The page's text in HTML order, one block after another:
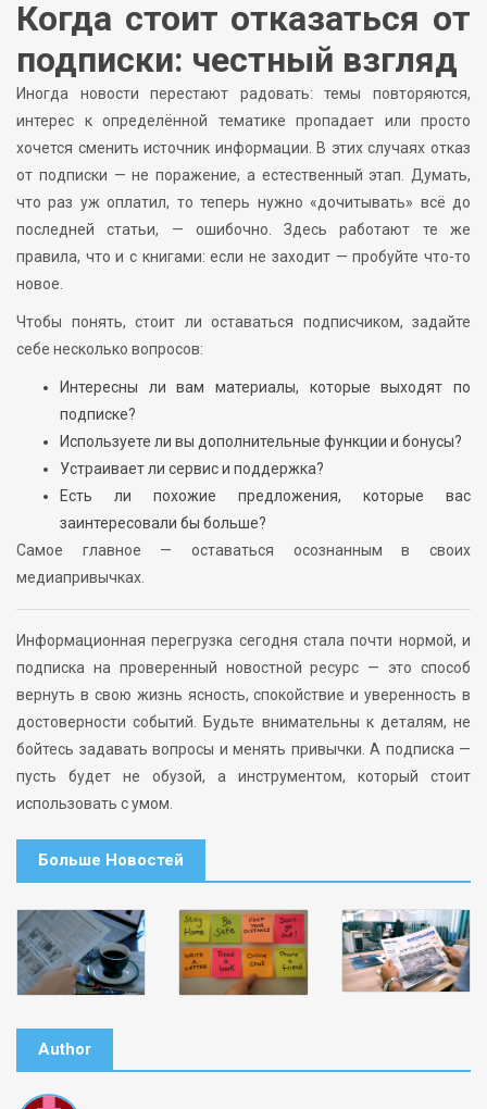
Когда стоит отказаться от
подписки: честный взгляд
Иногда новости перестают радовать: темы повторяются,
интерес к определённой тематике пропадает или просто
хочется сменить источник информации. В этих случаях отказ
от подписки — не поражение, а естественный этап. Думать,
что раз уж оплатил, то теперь нужно «дочитывать» всё до
последней статьи, — ошибочно. Здесь работают те же
правила, что и с книгами: если не заходит — пробуйте что-то
новое.
Чтобы понять, стоит ли оставаться подписчиком, задайте
себе несколько вопросов:
Интересны ли вам материалы, которые выходят по
подписке?
Используете ли вы дополнительные функции и бонусы?
Устраивает ли сервис и поддержка?
Есть ли похожие предложения, которые вас
заинтересовали бы больше?
Самое главное — оставаться осознанным в своих
медиапривычках.
Информационная перегрузка сегодня стала почти нормой, и
подписка на проверенный новостной ресурс — это способ
вернуть в свою жизнь ясность, спокойствие и уверенность в
достоверности событий. Будьте внимательны к деталям, не
бойтесь задавать вопросы и менять привычки. А подписка —
пусть будет не обузой, а инструментом, который стоит
использовать с умом.
Больше Новостей
Author